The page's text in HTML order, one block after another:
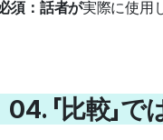
須：話者が実際に使用
「比較」で